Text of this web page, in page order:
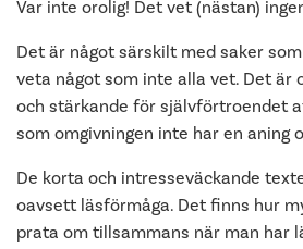
Var inte orolig! Det vet (nästan)
Det är något särskilt med saker
veta något som inte alla vet. Det är
och stärkande för självförtroendet
som omgivningen inte har en aning
De korta och intresseväckande
oavsett läsförmåga. Det finns hur
prata om tillsammans när man har